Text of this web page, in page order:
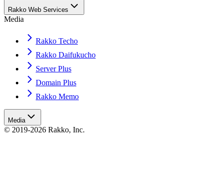
Rakko Web Services
Media
Rakko Techo
Rakko Daifukucho
Server Plus
Domain Plus
Rakko Memo
Media
© 2019-2026 Rakko, Inc.